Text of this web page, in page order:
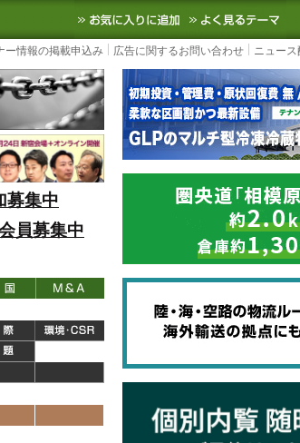
など国内外の最新の物流ニュースをお届
お気に入りに追加
ー情報の掲載申込み 広告に関するお問い合わせ ニュース
募集中
員募集中